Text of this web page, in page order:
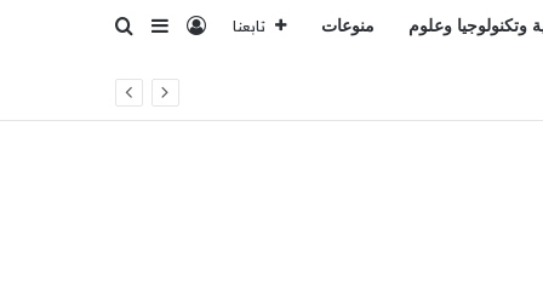
وتكنولوجيا وعلوم منوعات تابعنا تسجيل الدخول
إضافة عمود
بحث عن